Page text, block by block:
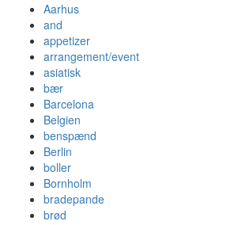
Aarhus
and
appetizer
arrangement/event
asiatisk
bær
Barcelona
Belgien
benspænd
Berlin
boller
Bornholm
bradepande
brød